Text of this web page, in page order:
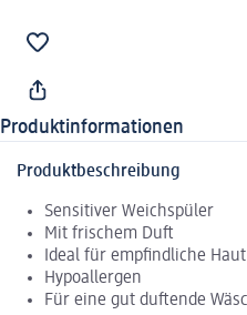
Produktinformationen
Produktbeschreibung
Sensitiver Weichspüler
Mit frischem Duft
Ideal für empfindliche Haut
Hypoallergen
Für eine gut duftende